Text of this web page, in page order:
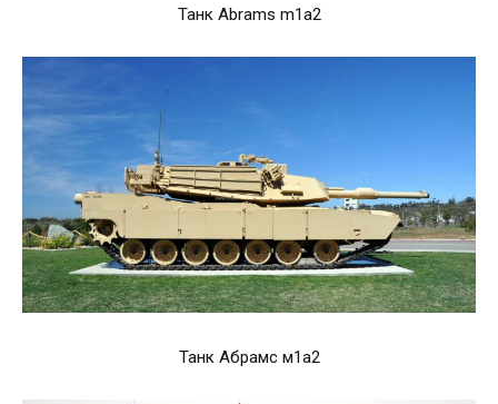
Танк Abrams m1a2
Танк Абрамс м1а2